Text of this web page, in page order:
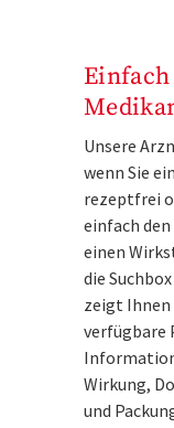
Unsere
wenn Sie
rezeptfrei
einfach
einen
die
zeigt Ihnen
verfügbare
Wirkung,
und